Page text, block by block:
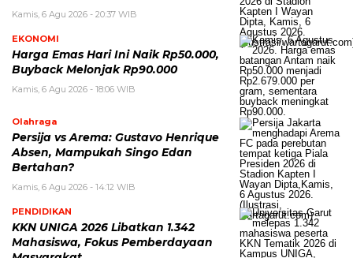
Kamis, 6 Agu 2026 - 20:37 WIB
EKONOMI
Harga Emas Hari Ini Naik Rp50.000,
Buyback Melonjak Rp90.000
Kamis, 6 Agu 2026 - 18:06 WIB
Olahraga
Persija vs Arema: Gustavo Henrique
Absen, Mampukah Singo Edan
Bertahan?
Kamis, 6 Agu 2026 - 14:12 WIB
PENDIDIKAN
KKN UNIGA 2026 Libatkan 1.342
Mahasiswa, Fokus Pemberdayaan